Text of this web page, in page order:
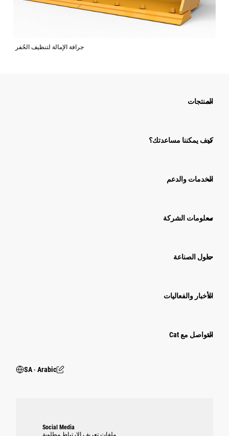
جرافة الإمالة لتنظيف الحُفر
المنتجات
كيف يمكننا مساعدتك؟
الخدمات والدعم
معلومات الشركة
حلول الصناعة
الأخبار والفعاليات
التواصل مع Cat
SA ‧ Arabic
Social Media
ملفات تعريف الارتباط مطلوبة